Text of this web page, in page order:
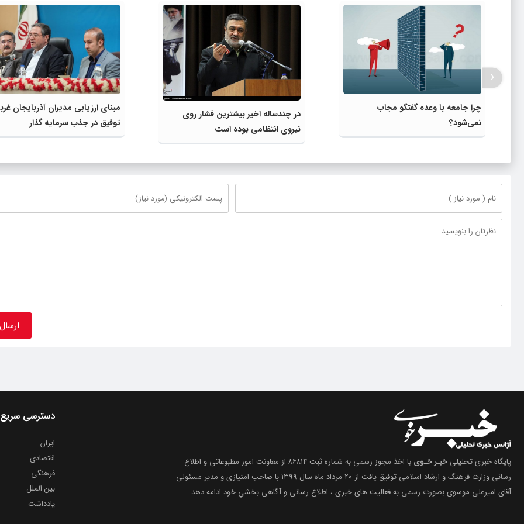
چرا جامعه با وعده گفتگو مجاب
نمی‌شود؟
در چندساله اخیر بیشترین فشار روی
نیروی انتظامی بوده است
مبنای ارزیابی مدیران آذربایجان
توفیق در جذب سرمایه گذار
‹
پایگاه خبری تحلیلی خبـر خـوی
با اخذ مجوز رسمی به شماره ثبت ۸۶۸۱۴ از معاونت امور مطبوعاتی و اطلاع
رسانی وزارت فرهنگ و ارشاد اسلامی توفیق یافت از ۲۰ مرداد ماه سال ۱۳۹۹ با صاحب امتیازی و مدیر مسئولی
آقای امیرعلی موسوی بصورت رسمی به فعالیت های خبری ، اطلاع رسانی و آگاهی بخشیِ خود ادامه دهد .
دسترسی سریع
ایران
اقتصادی
فرهنگی
بین الملل
یادداشت